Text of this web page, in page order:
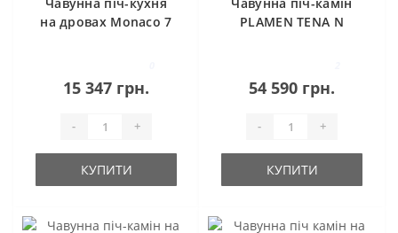
на дровах Monaco 7
15 347 грн.
- +
КУПИТИ
PLAMEN TENA N
54 590 грн.
- +
КУПИТИ